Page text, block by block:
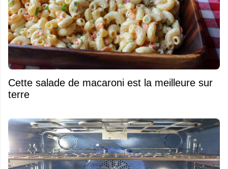
Cette salade de macaroni est la meilleure sur
terre